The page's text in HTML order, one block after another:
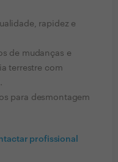
rapidez e
de mudanças e
terrestre com
para desmontagem
profissional